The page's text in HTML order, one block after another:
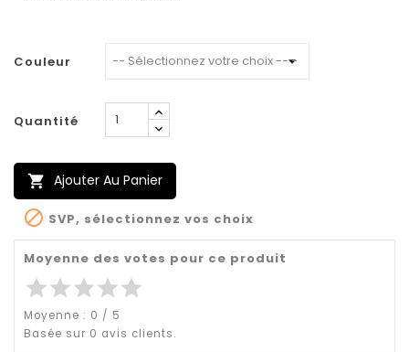
Couleur
Quantité
 Ajouter Au Panier
 SVP, sélectionnez vos choix
Moyenne des votes pour ce produit
starstarstarstarstar
Moyenne : 0 / 5
Basée sur 0 avis clients.